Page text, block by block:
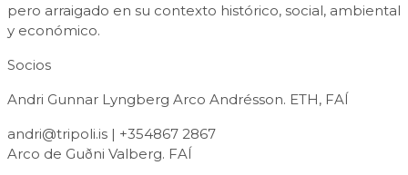
pero arraigado en su contexto histórico, social, ambiental
y económico.
Socios
Andri Gunnar Lyngberg Arco Andrésson. ETH, FAÍ
andri@tripoli.is | +354867 2867
Arco de Guðni Valberg. FAÍ